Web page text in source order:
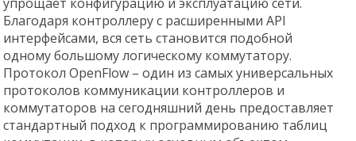
Благодаря контроллеру с расширенными API
интерфейсами, вся сеть становится подобной
одному большому логическому коммутатору.
Протокол OpenFlow – один из самых универсальных
протоколов коммуникации контроллеров и
коммутаторов на сегодняшний день предоставляет
стандартный подход к программированию таблиц